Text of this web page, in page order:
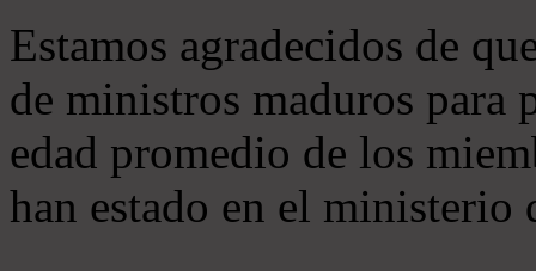
Estamos agradecidos de
de ministros maduros
edad promedio de los
han estado en el ministerio